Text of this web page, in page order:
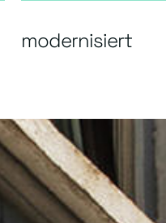
modernisiert